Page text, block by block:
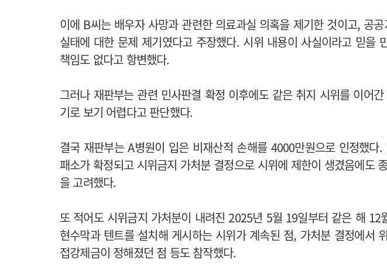
이에 B씨는 배우자 사망과 관련한 의료과실 의혹을 제기한 것이고, 공
실태에 대한 문제 제기였다고 주장했다. 시위 내용이 사실이라고 믿을
책임도 없다고 항변했다.
그러나 재판부는 관련 민사판결 확정 이후에도 같은 취지 시위를 이어
기로 보기 어렵다고 판단했다.
결국 재판부는 A병원이 입은 비재산적 손해를 4000만원으로 인정했다
패소가 확정되고 시위금지 가처분 결정으로 시위에 제한이 생겼음에도
을 고려했다.
또 적어도 시위금지 가처분이 내려진 2025년 5월 19일부터 같은 해 12
현수막과 텐트를 설치해 게시하는 시위가 계속된 점, 가처분 결정에서
접강제금이 정해졌던 점 등도 참작했다.